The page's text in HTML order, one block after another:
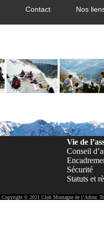
Contact Nos
Vie de
Conseil
Sécurité
Statuts et
Copyright © 2021 Club Montagne de l’Adour.